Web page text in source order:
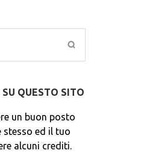
QUESTO SITO
un buon posto
stesso ed il tuo
alcuni crediti.